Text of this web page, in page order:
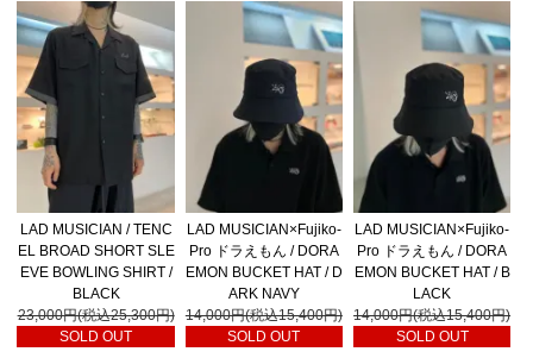
LAD MUSICIAN / TENC
EL BROAD SHORT SLE
EVE BOWLING SHIRT /
BLACK
23,000円(税込25,300円)
SOLD OUT
LAD MUSICIAN×Fujiko-
Pro ドラえもん / DORA
EMON BUCKET HAT / D
ARK NAVY
14,000円(税込15,400円)
SOLD OUT
LAD MUSICIAN×Fujiko-
Pro ドラえもん / DORA
EMON BUCKET HAT / B
LACK
14,000円(税込15,400円)
SOLD OUT